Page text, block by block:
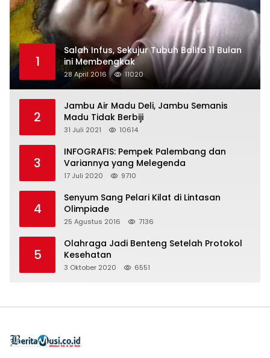
1
Salah Infus, Sekujur Tubuh Balita 11 Bulan
ini Membengkak
28 April 2016 11020
2
Jambu Air Madu Deli, Jambu Semanis
Madu Tidak Berbiji
31 Juli 2021 10614
3
INFOGRAFIS: Pempek Palembang dan
Variannya yang Melegenda
17 Juli 2020 9710
4
Senyum Sang Pelari Kilat di Lintasan
Olimpiade
25 Agustus 2016 7136
5
Olahraga Jadi Benteng Setelah Protokol
Kesehatan
3 Oktober 2020 6551